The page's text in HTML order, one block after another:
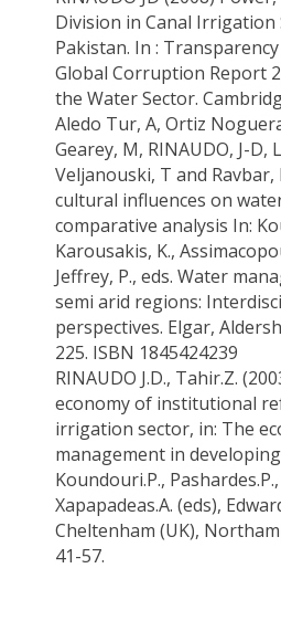
Division in Canal Irrigation
Pakistan. In :
Global Corruption Report
the Water Sector.
Aledo Tur, A, Ortiz
Gearey, M, RINAUDO, J-D,
Veljanouski, T and Ravbar,
cultural influences on
comparative analysis In:
Karousakis, K.,
Jeffrey, P., eds. Water
semi arid regions:
perspectives. Elgar,
225. ISBN 1845424239
RINAUDO J.D., Tahir.Z.
economy of institutional
irrigation sector, in: The
management in
Koundouri.P.,
Xapapadeas.A. (eds),
Cheltenham (UK),
41-57.